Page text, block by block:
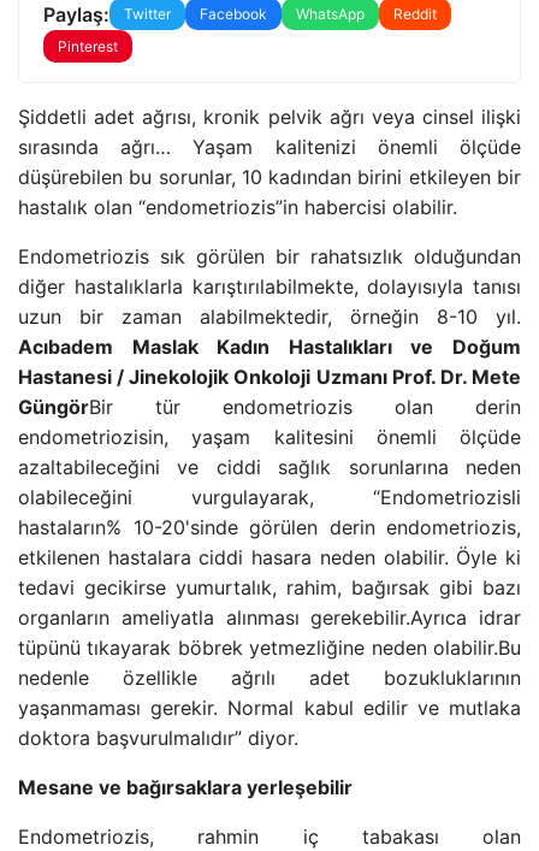
Paylaş: Twitter Facebook WhatsApp
Reddit
Pinterest
Şiddetli adet ağrısı, kronik pelvik ağrı veya cinsel ilişki
sırasında ağrı… Yaşam kalitenizi önemli ölçüde
düşürebilen bu sorunlar, 10 kadından birini etkileyen bir
hastalık olan “endometriozis”in habercisi olabilir.
Endometriozis sık görülen bir rahatsızlık olduğundan
diğer hastalıklarla karıştırılabilmekte, dolayısıyla tanısı
uzun bir zaman alabilmektedir, örneğin 8-10 yıl.
Acıbadem Maslak Kadın Hastalıkları ve Doğum
Hastanesi / Jinekolojik Onkoloji Uzmanı Prof. Dr. Mete
GüngörBir tür endometriozis olan derin
endometriozisin, yaşam kalitesini önemli ölçüde
azaltabileceğini ve ciddi sağlık sorunlarına neden
olabileceğini vurgulayarak, “Endometriozisli
hastaların% 10-20'sinde görülen derin endometriozis,
etkilenen hastalara ciddi hasara neden olabilir. Öyle ki
tedavi gecikirse yumurtalık, rahim, bağırsak gibi bazı
organların ameliyatla alınması gerekebilir.Ayrıca idrar
tüpünü tıkayarak böbrek yetmezliğine neden olabilir.Bu
nedenle özellikle ağrılı adet bozukluklarının
yaşanmaması gerekir. Normal kabul edilir ve mutlaka
doktora başvurulmalıdır” diyor.
Mesane ve bağırsaklara yerleşebilir
Endometriozis, rahmin iç tabakası olan